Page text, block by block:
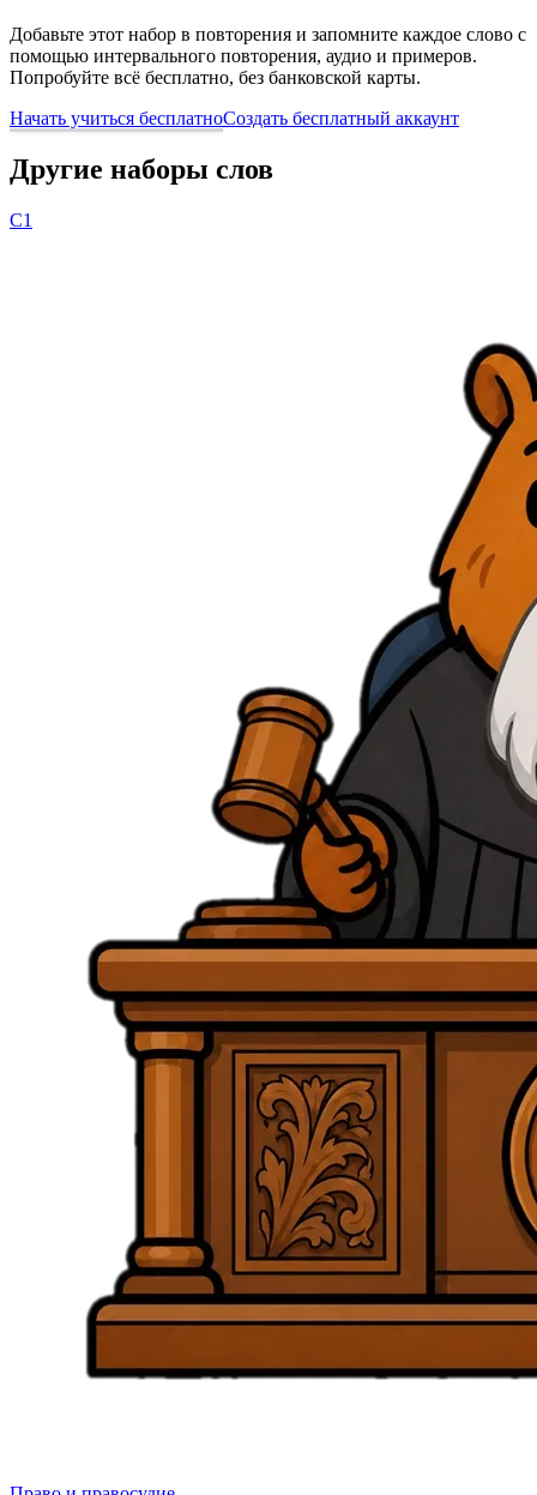
Добавьте этот набор в повторения и запомните каждое слово с
помощью интервального повторения, аудио и примеров.
Попробуйте всё бесплатно, без банковской карты.
Начать учиться бесплатноСоздать бесплатный аккаунт
Другие наборы слов
C1